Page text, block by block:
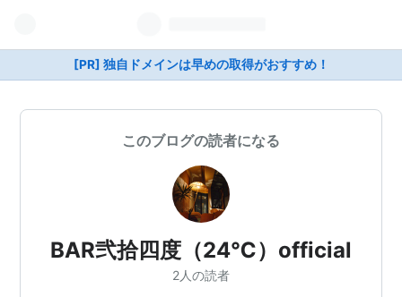
[PR] 独自ドメインは早めの取得がおすすめ！
このブログの読者になる
BAR弐拾四度（24℃）official
2人の読者